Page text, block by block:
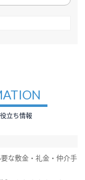
立ち情報
な敷金・礼金・仲介手